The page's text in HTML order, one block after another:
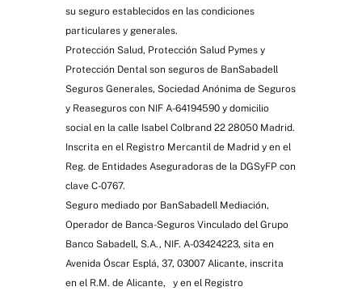
su seguro establecidos en las condiciones
particulares y generales.
Protección Salud, Protección Salud Pymes y
Protección Dental son seguros de BanSabadell
Seguros Generales, Sociedad Anónima de Seguros
y Reaseguros con NIF A-64194590 y domicilio
social en la calle Isabel Colbrand 22 28050 Madrid.
Inscrita en el Registro Mercantil de Madrid y en el
Reg. de Entidades Aseguradoras de la DGSyFP con
clave C-0767.
Seguro mediado por BanSabadell Mediación,
Operador de Banca-Seguros Vinculado del Grupo
Banco Sabadell, S.A., NIF. A-03424223, sita en
Avenida Óscar Esplá, 37, 03007 Alicante, inscrita
en el R.M. de Alicante, y en el Registro